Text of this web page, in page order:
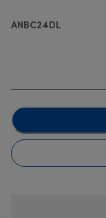
ANBC24DL